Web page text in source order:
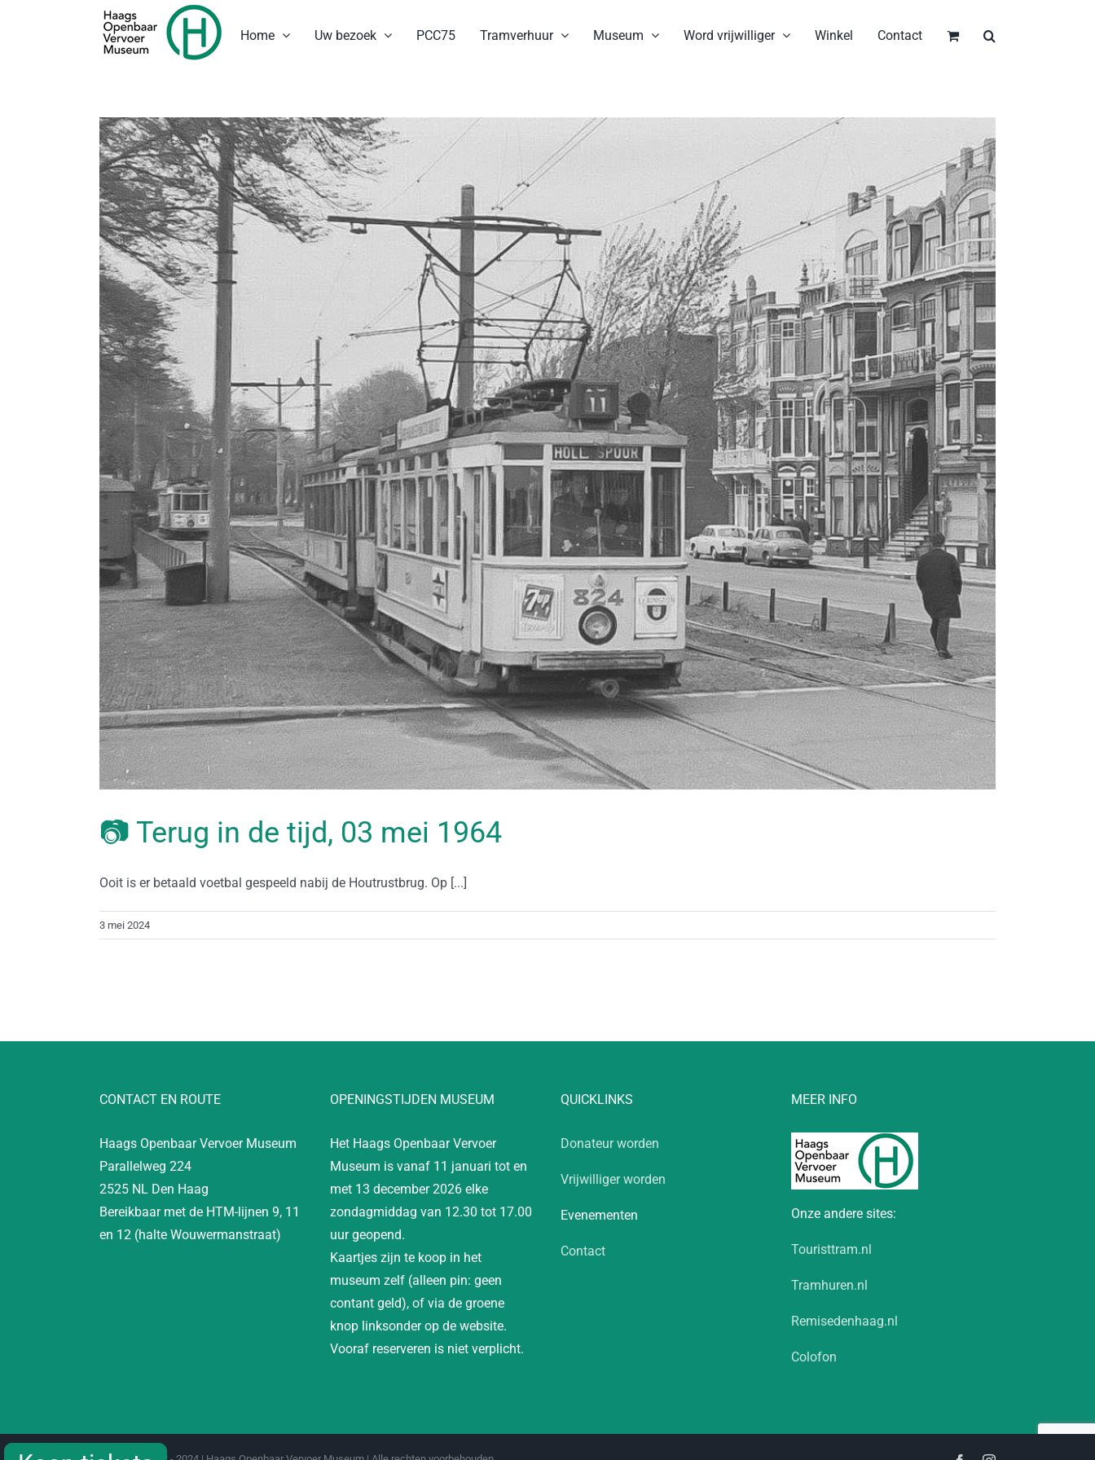
Home Uw bezoek PCC75 Tramverhuur Museum Word vrijwilliger Winkel Contact
📷 Terug in de tijd, 03 mei 1964
Ooit is er betaald voetbal gespeeld nabij de Houtrustbrug. Op [...]
3 mei 2024
CONTACT EN ROUTE
Haags Openbaar Vervoer Museum
Parallelweg 224
2525 NL Den Haag
Bereikbaar met de HTM-lijnen 9, 11
en 12 (halte Wouwermanstraat)
OPENINGSTIJDEN MUSEUM
Het Haags Openbaar Vervoer
Museum is vanaf 11 januari tot en
met 13 december 2026 elke
zondagmiddag van 12.30 tot 17.00
uur geopend.
Kaartjes zijn te koop in het
museum zelf (alleen pin: geen
contant geld), of via de groene
knop linksonder op de website.
Vooraf reserveren is niet verplicht.
QUICKLINKS
Donateur worden
Vrijwilliger worden
Evenementen
Contact
MEER INFO
Onze andere sites:
Touristtram.nl
Tramhuren.nl
Remisedenhaag.nl
Colofon